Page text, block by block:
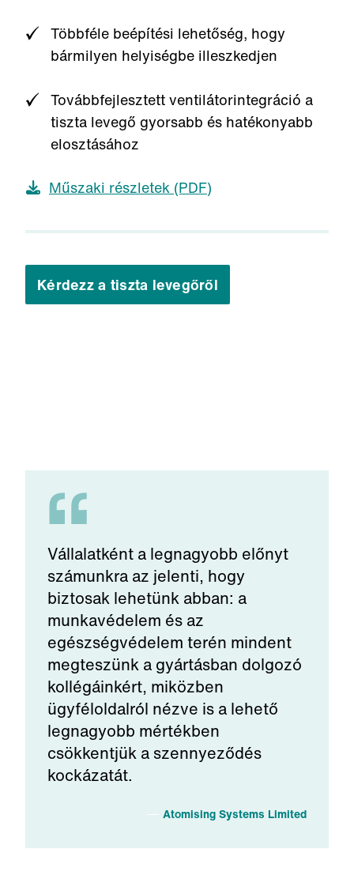
Többféle beépítési lehetőség, hogy
bármilyen helyiségbe illeszkedjen
Továbbfejlesztett ventilátorintegráció a
tiszta levegő gyorsabb és hatékonyabb
elosztásához
Műszaki részletek (PDF)
Kérdezz a tiszta levegőről
Vállalatként a legnagyobb előnyt
számunkra az jelenti, hogy
biztosak lehetünk abban: a
munkavédelem és az
egészségvédelem terén mindent
megteszünk a gyártásban dolgozó
kollégáinkért, miközben
ügyféloldalról nézve is a lehető
legnagyobb mértékben
csökkentjük a szennyeződés
kockázatát.
Atomising Systems Limited